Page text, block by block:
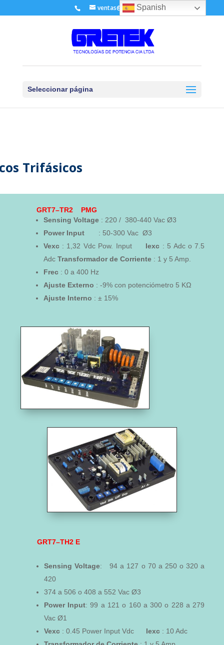
ventas@gretek.ec
Seleccionar página
Trifásicos
GRT7–TR2 PMG
Sensing Voltage: 220 / 380-440 Vac Ø3
PowerInput : 50-300 Vac Ø3
Vexc: 1,32 Vdc Pow. Input Iexc : 5 Adc o 7.5
Adc Transformador de Corriente: 1 y 5 Amp.
Frec: 0 a 400 Hz
Ajuste Externo : -9% con potenciómetro 5 KΩ
Ajuste Interno : ± 15%
GRT7–TH2 E
Sensing Voltage: 94 a 127 o 70 a 250 o 320 a
420
374 a 506 o 408 a 552 Vac Ø3
PowerInput: 99 a 121 o 160 a 300 o 228 a 279
Vac Ø1
Vexc: 0.45 Power Input Vdc Iexc: 10 Adc
Spanish